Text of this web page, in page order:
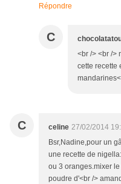
Répondre
C
<br /> <br />
cette recette
C celine 27/02/2014
Bsr,Nadine,pour un
une recette de
ou 3 oranges.mixer
poudre d'<br />